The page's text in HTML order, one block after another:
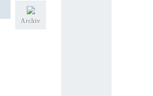
Archiv